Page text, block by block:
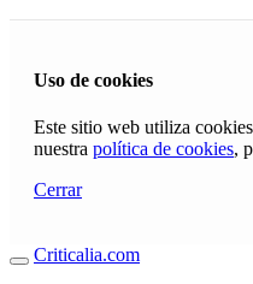
Uso de cookies
Este sitio web utiliza
nuestra política de cookies,
Cerrar
Criticalia.com